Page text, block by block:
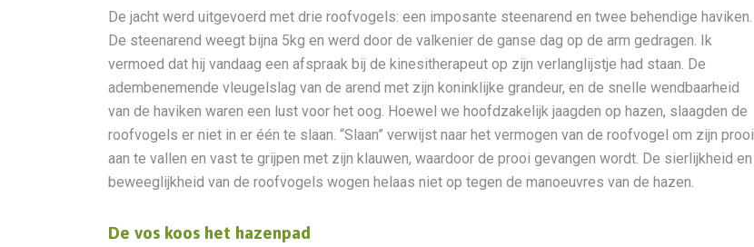
De jacht werd uitgevoerd met drie roofvogels: een imposante steenarend en twee behendige haviken.
De steenarend weegt bijna 5kg en werd door de valkenier de ganse dag op de arm gedragen. Ik
vermoed dat hij vandaag een afspraak bij de kinesitherapeut op zijn verlanglijstje had staan. De
adembenemende vleugelslag van de arend met zijn koninklijke grandeur, en de snelle wendbaarheid
van de haviken waren een lust voor het oog. Hoewel we hoofdzakelijk jaagden op hazen, slaagden de
roofvogels er niet in er één te slaan. “Slaan” verwijst naar het vermogen van de roofvogel om zijn prooi
aan te vallen en vast te grijpen met zijn klauwen, waardoor de prooi gevangen wordt. De sierlijkheid en
beweeglijkheid van de roofvogels wogen helaas niet op tegen de manoeuvres van de hazen.
De vos koos het hazenpad